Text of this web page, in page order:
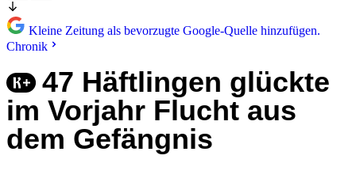
Kleine Zeitung als bevorzugte Google-Quelle hinzufügen.
Chronik
47 Häftlingen glückte
im Vorjahr Flucht aus
dem Gefängnis